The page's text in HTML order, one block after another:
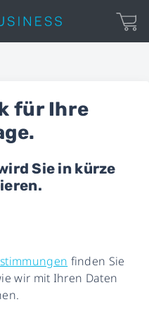
für Ihre
Sie in kürze
finden Sie
wir mit Ihren Daten